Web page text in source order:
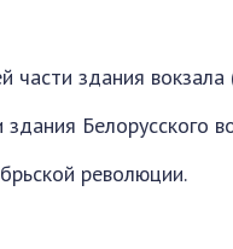
части здания
Белорусского
революции.